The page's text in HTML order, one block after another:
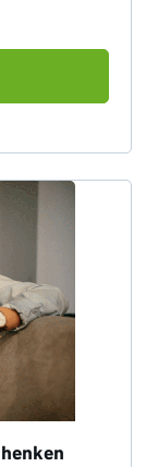
NP Digital